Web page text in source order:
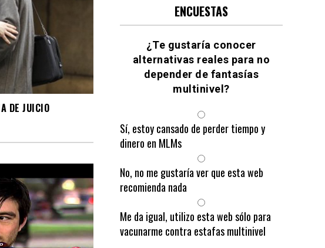
DE JUICIO
ENCUESTAS
¿Te gustaría conocer
alternativas reales para no
depender de fantasías
multinivel?
Sí, estoy cansado de perder tiempo y
dinero en MLMs
No, no me gustaría ver que esta web
recomienda nada
Me da igual, utilizo esta web sólo para
vacunarme contra estafas multinivel